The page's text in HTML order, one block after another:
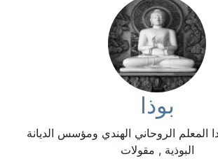
بوذا
المعلم الروحاني الهندي ومؤسس الديانة
البوذية , مقولات